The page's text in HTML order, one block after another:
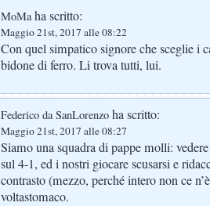
MoMaha scritto:
Maggio 21st, 2017 alle 08:22
Con quel simpatico signore che sceglie i
bidone di ferro. Li trova tutti, lui.
Federico da SanLorenzo ha scritto:
Maggio 21st, 2017 alle 08:27
Siamo una squadra di pappe molli:
sul 4-1, ed i nostri giocare scusarsi e
contrasto (mezzo, perché intero non ce
voltastomaco.